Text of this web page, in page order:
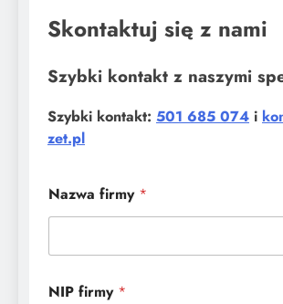
Skontaktuj się z nami
Szybki kontakt z naszymi
Szybki kontakt: 501 685 074 i
zet.pl
Nazwa firmy *
NIP firmy *